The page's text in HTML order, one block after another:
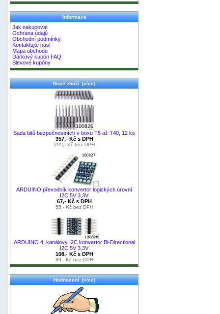
Informace
Jak nakupovat
Ochrana údajů
Obchodní podmínky
Kontaktujte nás!
Mapa obchodu
Dárkový kupón FAQ
Slevové kupóny
Nové zboží [více]
Sada bitů bezpečnostních v boxu T5 až T40, 12 ks
357,- Kč s DPH
295,- Kč bez DPH
ARDUINO převodník konvertor logických úrovní
I2C 5V 3,3V
67,- Kč s DPH
55,- Kč bez DPH
ARDUINO 4. kanálový I2C konvertor Bi-Directional
I2C 5V 3,3V
108,- Kč s DPH
89,- Kč bez DPH
Hodnocení [více]